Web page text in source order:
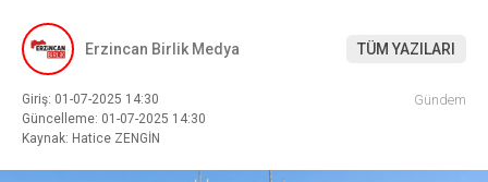
Erzincan Birlik Medya TÜM YAZILARI
Giriş: 01-07-2025 14:30
Güncelleme: 01-07-2025 14:30
Kaynak: Hatice ZENGİN
Gündem